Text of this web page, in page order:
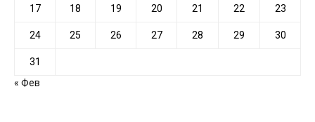
17 18 19 20 21 22 23
24 25 26 27 28 29 30
31
« Фев